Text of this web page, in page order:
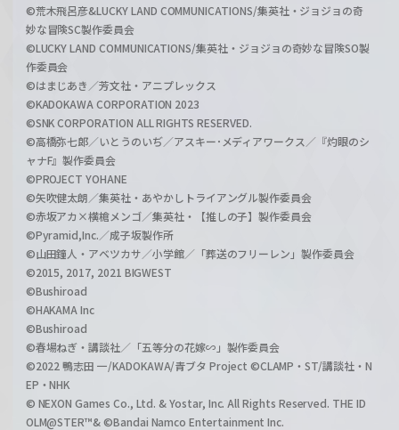
©荒木飛呂彦&LUCKY LAND COMMUNICATIONS/集英社・ジョジョの奇
妙な冒険SC製作委員会
©LUCKY LAND COMMUNICATIONS/集英社・ジョジョの奇妙な冒険SO製
作委員会
©はまじあき／芳文社・アニプレックス
©KADOKAWA CORPORATION 2023
©SNK CORPORATION ALL RIGHTS RESERVED.
©高橋弥七郎／いとうのいぢ／アスキー･メディアワークス／『灼眼のシ
ャナF』製作委員会
©PROJECT YOHANE
©矢吹健太朗／集英社・あやかしトライアングル製作委員会
©赤坂アカ×横槍メンゴ／集英社・【推しの子】製作委員会
©Pyramid,Inc.／成子坂製作所
©山田鐘人・アベツカサ／小学館／「葬送のフリーレン」製作委員会
©2015, 2017, 2021 BIGWEST
©Bushiroad
©HAKAMA Inc
©Bushiroad
©春場ねぎ・講談社／「五等分の花嫁∽」製作委員会
©2022 鴨志田 一/KADOKAWA/青ブタ Project ©CLAMP・ST/講談社・N
EP・NHK
© NEXON Games Co., Ltd. & Yostar, Inc. All Rights Reserved. THE ID
OLM@STER™& ©Bandai Namco Entertainment Inc.